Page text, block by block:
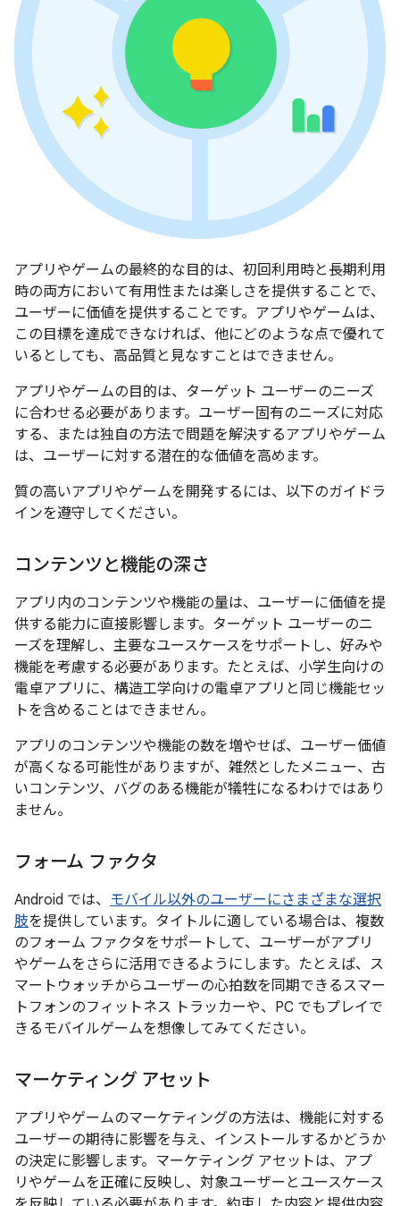
アプリやゲームの最終的な目的は、初回利用時と長期利用
時の両方において有用性または楽しさを提供することで、
ユーザーに価値を提供することです。アプリやゲームは、
この目標を達成できなければ、他にどのような点で優れて
いるとしても、高品質と見なすことはできません。
アプリやゲームの目的は、ターゲット ユーザーのニーズ
に合わせる必要があります。ユーザー固有のニーズに対応
する、または独自の方法で問題を解決するアプリやゲーム
は、ユーザーに対する潜在的な価値を高めます。
質の高いアプリやゲームを開発するには、以下のガイドラ
インを遵守してください。
コンテンツと機能の深さ
アプリ内のコンテンツや機能の量は、ユーザーに価値を提
供する能力に直接影響します。ターゲット ユーザーのニ
ーズを理解し、主要なユースケースをサポートし、好みや
機能を考慮する必要があります。たとえば、小学生向けの
電卓アプリに、構造工学向けの電卓アプリと同じ機能セッ
トを含めることはできません。
アプリのコンテンツや機能の数を増やせば、ユーザー価値
が高くなる可能性がありますが、雑然としたメニュー、古
いコンテンツ、バグのある機能が犠牲になるわけではあり
ません。
フォーム ファクタ
Android では、 モバイル以外のユーザーにさまざまな選択
肢を提供しています。タイトルに適している場合は、複数
のフォーム ファクタをサポートして、ユーザーがアプリ
やゲームをさらに活用できるようにします。たとえば、ス
マートウォッチからユーザーの心拍数を同期できるスマー
トフォンのフィットネス トラッカーや、PC でもプレイで
きるモバイルゲームを想像してみてください。
マーケティング アセット
アプリやゲームのマーケティングの方法は、機能に対する
ユーザーの期待に影響を与え、インストールするかどうか
の決定に影響します。マーケティング アセットは、アプ
リやゲームを正確に反映し、対象ユーザーとユースケース